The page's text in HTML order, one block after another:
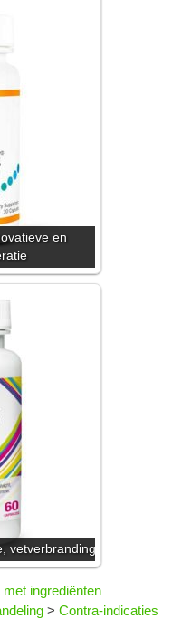
en
vetverbranding
met ingrediënten
> Contra-indicaties